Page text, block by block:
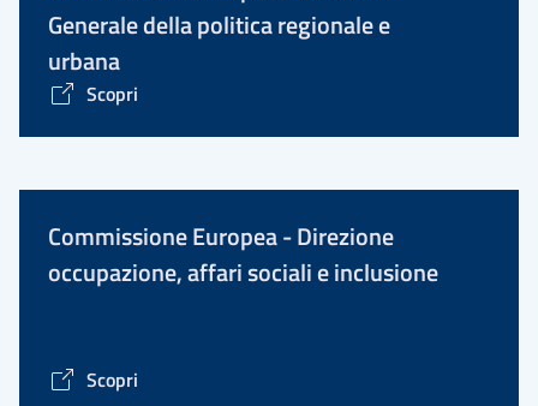
Generale della politica regionale e
urbana
Scopri
Commissione Europea - Direzione
occupazione, affari sociali e inclusione
Scopri